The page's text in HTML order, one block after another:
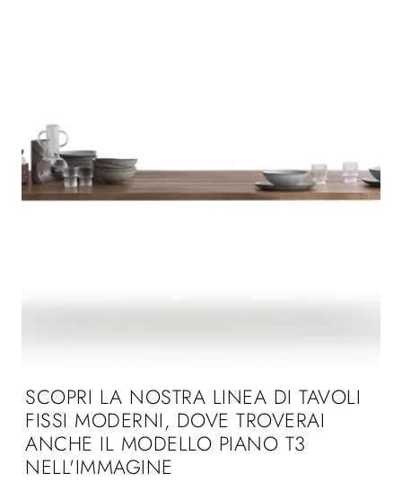
SCOPRI LA NOSTRA LINEA DI TAVOLI
FISSI MODERNI, DOVE TROVERAI
ANCHE IL MODELLO PIANO T3
NELL'IMMAGINE